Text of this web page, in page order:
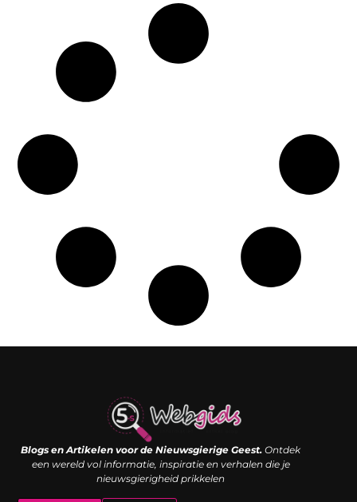
Blogs en Artikelen voor de Nieuwsgierige Geest. Ontdek
een wereld vol informatie, inspiratie en verhalen die je
nieuwsgierigheid prikkelen